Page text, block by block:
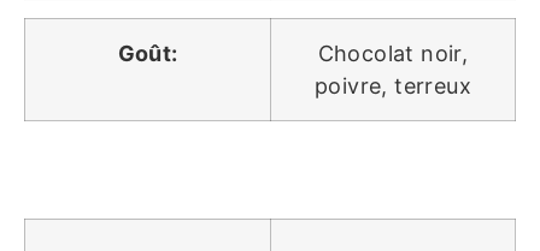
Goût:
Chocolat noir,
poivre, terreux